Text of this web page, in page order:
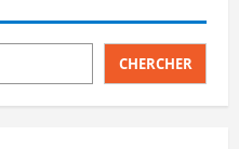
CHERCHER